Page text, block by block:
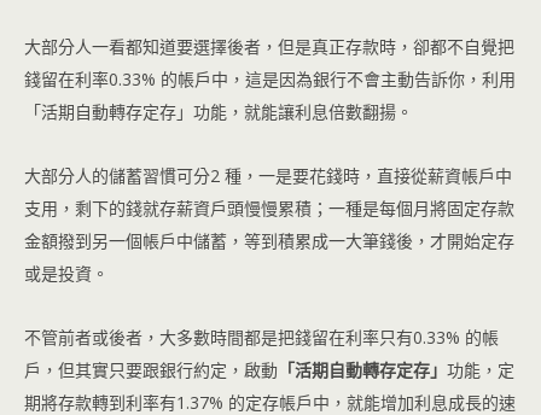
大部分人一看都知道要選擇後者，但是真正存款時，卻都不自覺把
錢留在利率0.33% 的帳戶中，這是因為銀行不會主動告訴你，利用
「活期自動轉存定存」功能，就能讓利息倍數翻揚。
大部分人的儲蓄習慣可分2 種，一是要花錢時，直接從薪資帳戶中
支用，剩下的錢就存薪資戶頭慢慢累積；一種是每個月將固定存款
金額撥到另一個帳戶中儲蓄，等到積累成一大筆錢後，才開始定存
或是投資。
不管前者或後者，大多數時間都是把錢留在利率只有0.33% 的帳
戶，但其實只要跟銀行約定，啟動 「活期自動轉存定存」 功能，定
期將存款轉到利率有1.37% 的定存帳戶中，就能增加利息成長的速